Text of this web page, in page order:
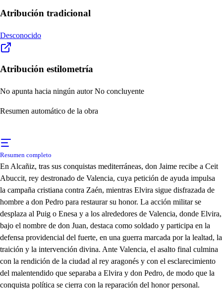
Atribución tradicional
Desconocido
Atribución estilometría
No apunta hacia ningún autor No concluyente
Resumen automático de la obra
Resumen completo
En Alcañiz, tras sus conquistas mediterráneas, don Jaime recibe a Ceit
Abuccit, rey destronado de Valencia, cuya petición de ayuda impulsa
la campaña cristiana contra Zaén, mientras Elvira sigue disfrazada de
hombre a don Pedro para restaurar su honor. La acción militar se
desplaza al Puig o Enesa y a los alrededores de Valencia, donde Elvira,
bajo el nombre de don Juan, destaca como soldado y participa en la
defensa providencial del fuerte, en una guerra marcada por la lealtad, la
traición y la intervención divina. Ante Valencia, el asalto final culmina
con la rendición de la ciudad al rey aragonés y con el esclarecimiento
del malentendido que separaba a Elvira y don Pedro, de modo que la
conquista política se cierra con la reparación del honor personal.